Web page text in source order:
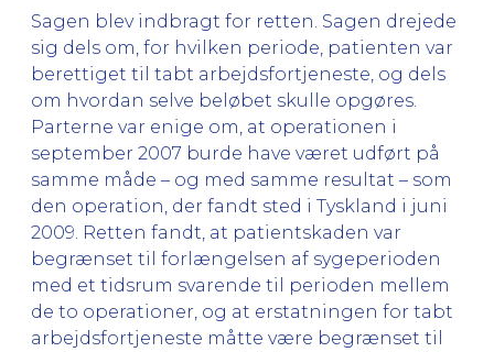
Sagen blev indbragt for retten. Sagen drejede
sig dels om, for hvilken periode, patienten var
berettiget til tabt arbejdsfortjeneste, og dels
om hvordan selve beløbet skulle opgøres.
Parterne var enige om, at operationen i
september 2007 burde have været udført på
samme måde – og med samme resultat – som
den operation, der fandt sted i Tyskland i juni
2009. Retten fandt, at patientskaden var
begrænset til forlængelsen af sygeperioden
med et tidsrum svarende til perioden mellem
de to operationer, og at erstatningen for tabt
arbejdsfortjeneste måtte være begrænset til